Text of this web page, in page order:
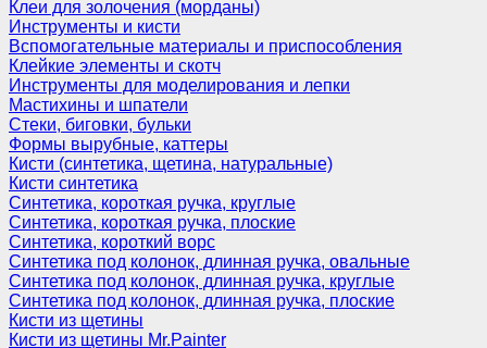
Клеи для золочения (морданы)
Инструменты и кисти
Вспомогательные материалы и приспособления
Клейкие элементы и скотч
Инструменты для моделирования и лепки
Мастихины и шпатели
Стеки, биговки, бульки
Формы вырубные, каттеры
Кисти (синтетика, щетина, натуральные)
Кисти синтетика
Синтетика, короткая ручка, круглые
Синтетика, короткая ручка, плоские
Синтетика, короткий ворс
Синтетика под колонок, длинная ручка, овальные
Синтетика под колонок, длинная ручка, круглые
Синтетика под колонок, длинная ручка, плоские
Кисти из щетины
Кисти из щетины Mr.Painter